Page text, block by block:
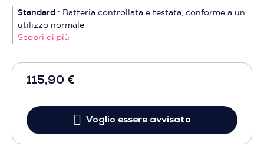
115,90 €
Voglio essere avvisato
Standard : Batteria controllata e testata, conforme a un
utilizzo normale
Scopri di più